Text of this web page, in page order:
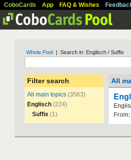
CoboCards App FAQ & Wishes
Whole Pool | Search in: Englisch / Suffix
Filter search
All main topics (3563)
Englisch (224)
Suffix (1)
All
From: